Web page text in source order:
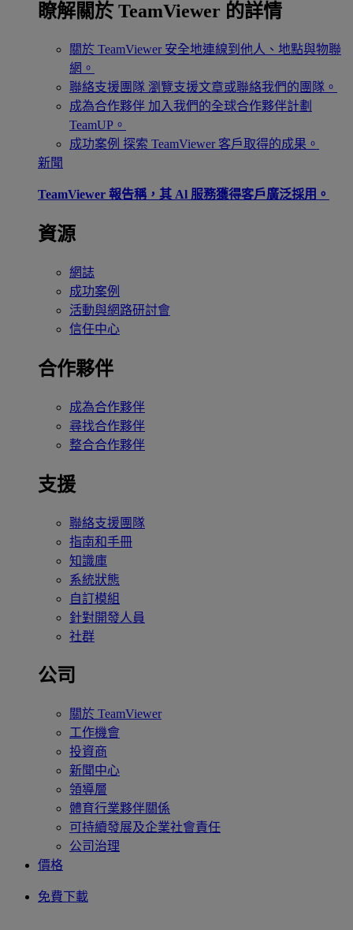
瞭解關於 TeamViewer 的詳情
關於 TeamViewer 安全地連線到他人、地點與物聯
網。
聯絡支援團隊 瀏覽支援文章或聯絡我們的團隊。
成為合作夥伴 加入我們的全球合作夥伴計劃
TeamUP。
成功案例 探索 TeamViewer 客戶取得的成果。
新聞
TeamViewer 報告稱，其 Al 服務獲得客戶廣泛採用。
資源
網誌
成功案例
活動與網路研討會
信任中心
合作夥伴
成為合作夥伴
尋找合作夥伴
整合合作夥伴
支援
聯絡支援團隊
指南和手冊
知識庫
系統狀態
自訂模組
針對開發人員
社群
公司
關於 TeamViewer
工作機會
投資商
新聞中心
領導層
體育行業夥伴關係
可持續發展及企業社會責任
公司治理
價格
免費下載